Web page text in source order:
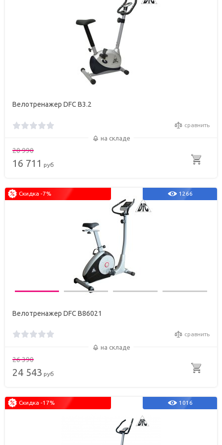
Велотренажер DFC B3.2
сравнить
на складе
20 990
16 711 руб
1266
Скидка -7%
Велотренажер DFC B86021
сравнить
на складе
26 390
24 543 руб
1016
Скидка -17%